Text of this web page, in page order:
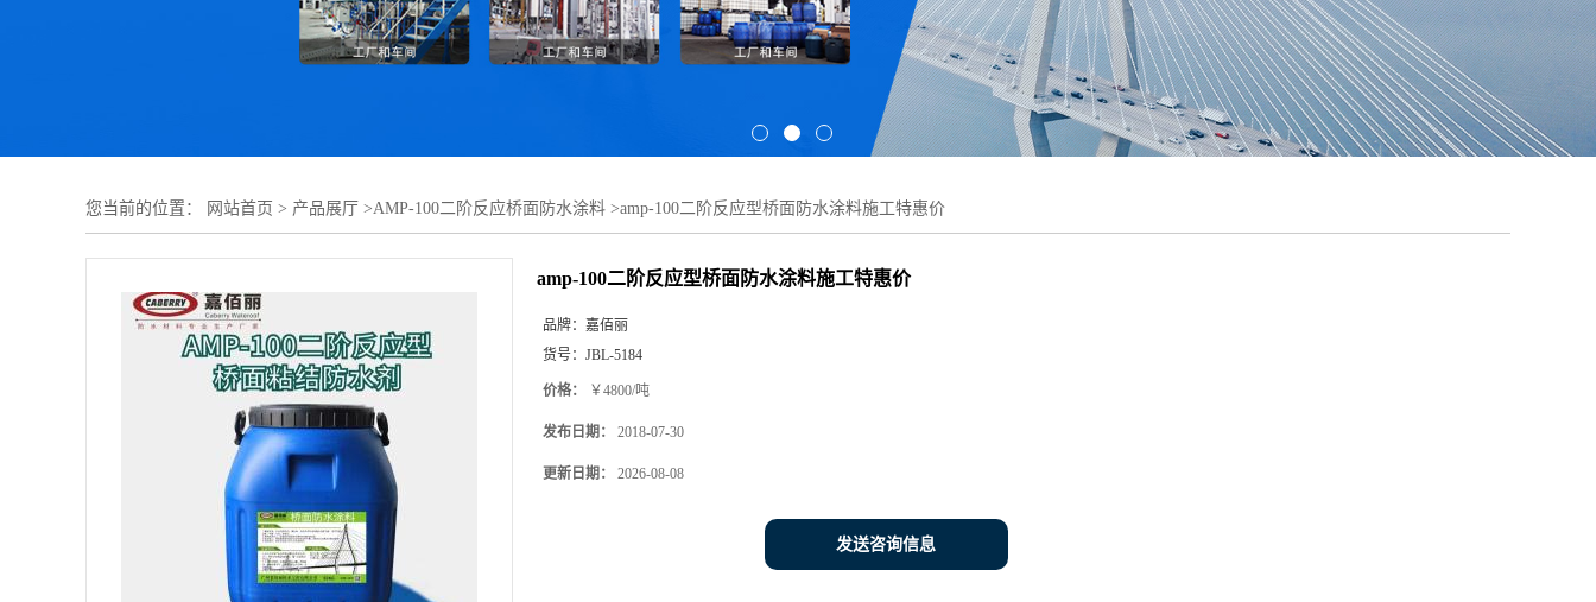
您当前的位置： 网站首页 > 产品展厅 >AMP-100二阶反应桥面防水涂料 >amp-100二阶反应型桥面防水涂料施工特惠价
amp-100二阶反应型桥面防水涂料施工特惠价
品牌： 嘉佰丽
货号： JBL-5184
价格： ￥4800/吨
发布日期： 2018-07-30
更新日期： 2026-08-08
发送咨询信息